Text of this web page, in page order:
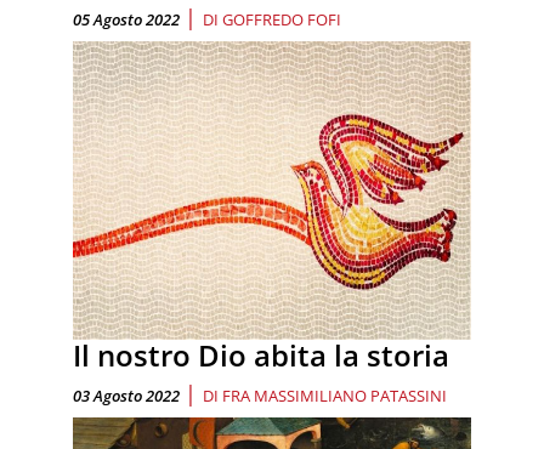
05 Agosto 2022 | DI GOFFREDO FOFI
Il nostro Dio abita la storia
03 Agosto 2022 | DI FRA MASSIMILIANO PATASSINI